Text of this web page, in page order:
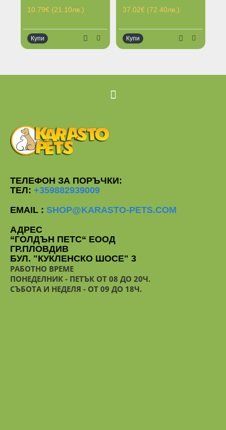
10.79€ (21.10лв.)
Купи
37.02€ (72.40лв.)
Купи
ТЕЛЕФОН ЗА ПОРЪЧКИ:
ТЕЛ: +359882939009
EMAIL : SHOP@KARASTO-PETS.COM
АДРЕС
“ГОЛДЪН ПЕТС“ ЕООД
ГР.ПЛОВДИВ
БУЛ. "КУКЛЕНСКО ШОСЕ" 3
РАБОТНО ВРЕМЕ
ПОНЕДЕЛНИК - ПЕТЪК ОТ 08 ДО 20Ч.
СЪБОТА И НЕДЕЛЯ - ОТ 09 ДО 18Ч.